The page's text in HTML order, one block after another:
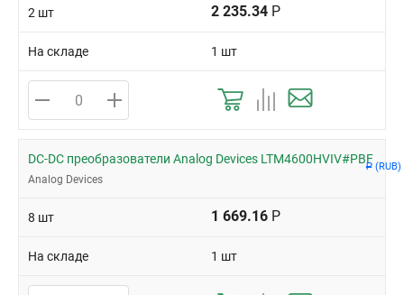
Р (RUB)
2 шт 2 235.34 Р
На складе 1 шт
DC-DC преобразователи Analog Devices LTM4600HVIV#PBF
Analog Devices
8 шт 1 669.16 Р
На складе 1 шт